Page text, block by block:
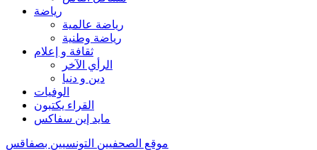
رياضة
رياضة عالمية
رياضة وطنية
ثقافة و إعلام
الرأي الآخر
دين و دنيا
الوفيات
القراء يكتبون
مايد إين سفاكس
موقع الصحفيين التونسيين بصفاقس